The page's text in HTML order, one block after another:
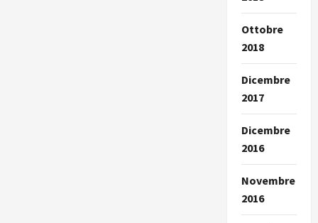
Ottobre
2018
Dicembre
2017
Dicembre
2016
Novembre
2016